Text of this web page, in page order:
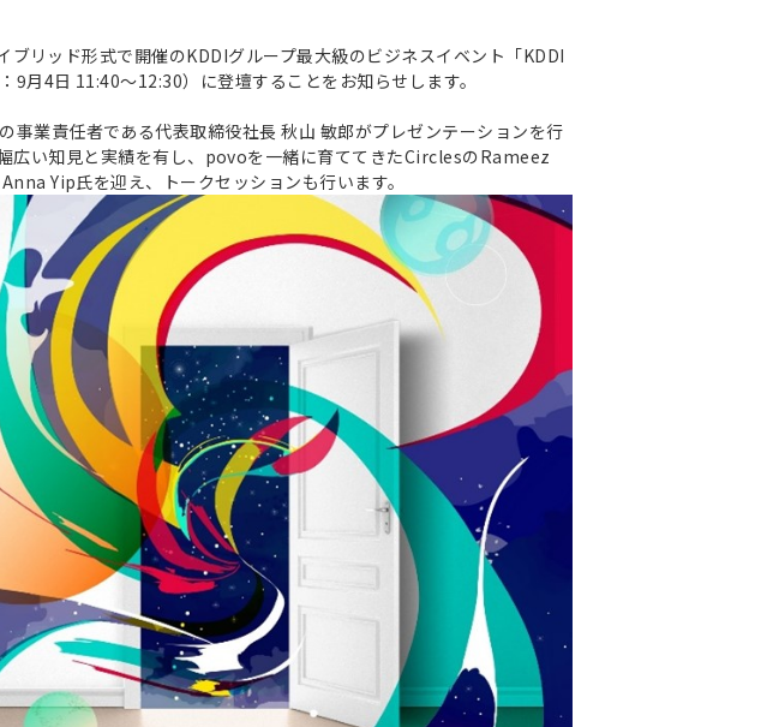
リッド形式で開催のKDDIグループ最大級のビジネスイベント「KDDI
月4日 11:40～12:30）に登壇することをお知らせします。
業責任者である代表取締役社長 秋山 敏郎がプレゼンテーションを行
広い知見と実績を有し、povoを一緒に育ててきたCirclesのRameez
Yip氏を迎え、トークセッションも行います。